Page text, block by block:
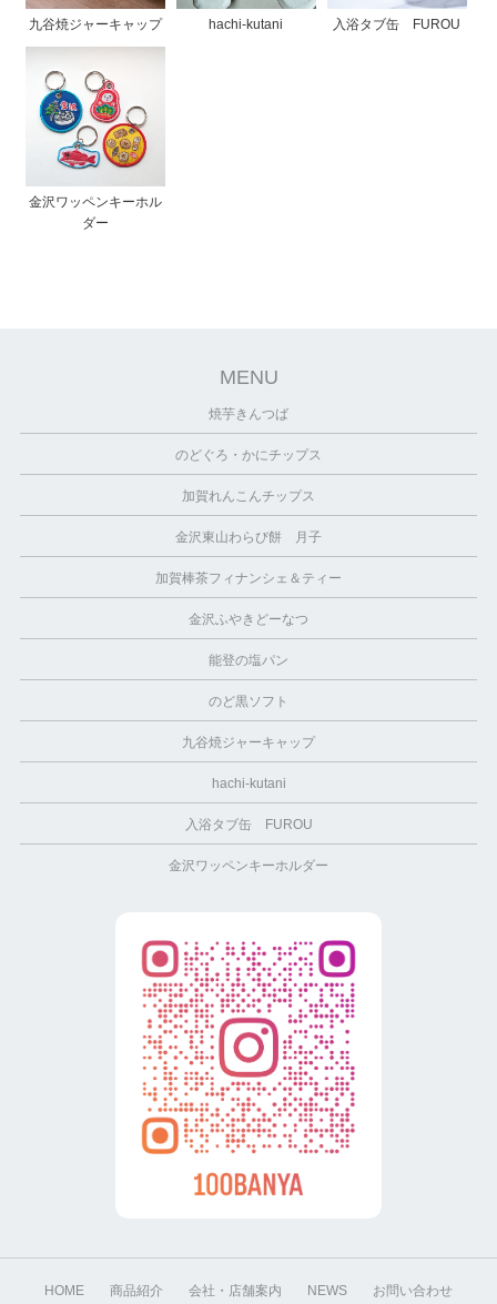
九谷焼ジャーキャップ hachi-kutani 入浴タブ缶 FUROU
金沢ワッペンキーホル
ダー
MENU
焼芋きんつば
のどぐろ・かにチップス
加賀れんこんチップス
金沢東山わらび餅 月子
加賀棒茶フィナンシェ＆ティー
金沢ふやきどーなつ
能登の塩パン
のど黒ソフト
九谷焼ジャーキャップ
hachi-kutani
入浴タブ缶 FUROU
金沢ワッペンキーホルダー
HOME 商品紹介 会社・店舗案内 NEWS お問い合わせ